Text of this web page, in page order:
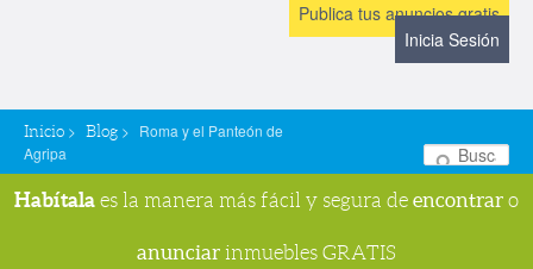
Publica tus anuncios gratis
Inicia Sesión
Inicio > Blog > Roma y el Panteón de
Agripa
Habítala es la manera más fácil y segura de encontrar o
anunciar inmuebles GRATIS